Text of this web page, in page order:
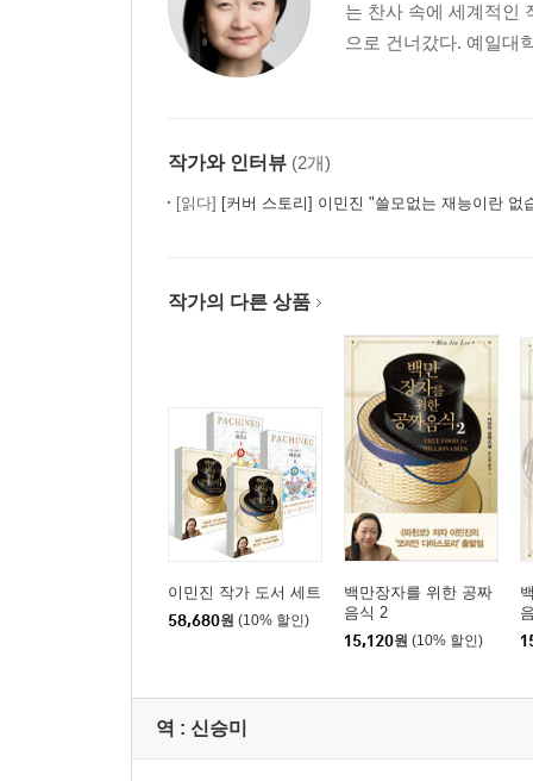
는 찬사 속에 세계적인
으로 건너갔다. 예일대
작가와 인터뷰 (2개)
[읽다] [커버 스토리] 이민진 "쓸모없는 재능이란 없
작가의 다른 상품
이민진 작가 도서 세트
58,680원 (10% 할인)
백만장자를 위한 공짜
음식 2
15,120원 (10% 할인)
역 : 신승미